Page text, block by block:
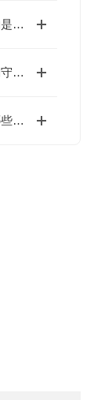
裂纹对细胞存储罐的影响是什么呢
细胞存储罐：生命奥秘的守护者
航空液氮罐使用前要做哪些检查